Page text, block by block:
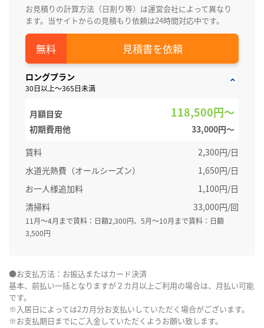
お見積りの計算方法（日割り等）は運営会社によって異なり
ます。当サイトからの見積もり依頼は24時間対応中です。
見積書を依頼
ロングプラン
30日以上～365日未満
月額目安 118,500円～
初期費用他
33,000円〜
賃料
2,300円/日
水道光熱費（オールシーズン）
1,650円/日
お一人様追加料
1,100円/日
清掃料
33,000円/回
11月～4月まで賃料：日額2,300円、5月～10月まで賃料：日額
3,500円
●お支払方法：お振込またはカード決済
基本、前払い一括となりますが２カ月以上ご利用の場合は、月払い可能
です。
※入居日によっては2カ月分お支払いしていただく場合がございます。
※お支払期日までにご入金していただくようお願い致します。